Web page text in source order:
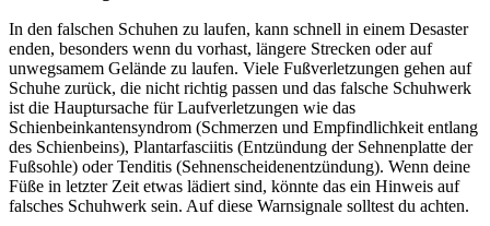
In den falschen Schuhen zu laufen, kann schnell in einem Desaster
enden, besonders wenn du vorhast, längere Strecken oder auf
unwegsamem Gelände zu laufen. Viele Fußverletzungen gehen auf
Schuhe zurück, die nicht richtig passen und das falsche Schuhwerk
ist die Hauptursache für Laufverletzungen wie das
Schienbeinkantensyndrom (Schmerzen und Empfindlichkeit entlang
des Schienbeins), Plantarfasciitis (Entzündung der Sehnenplatte der
Fußsohle) oder Tenditis (Sehnenscheidenentzündung). Wenn deine
Füße in letzter Zeit etwas lädiert sind, könnte das ein Hinweis auf
falsches Schuhwerk sein. Auf diese Warnsignale solltest du achten.